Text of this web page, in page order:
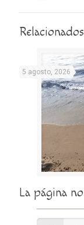
5 agosto, 2026
La página